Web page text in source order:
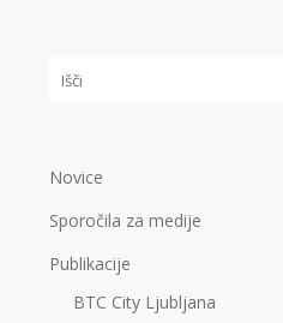
Novice
Sporočila za medije
Publikacije
BTC City Ljubljana